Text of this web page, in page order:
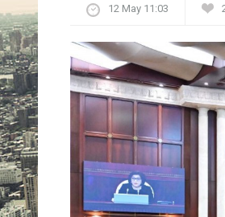
12 May 11:03